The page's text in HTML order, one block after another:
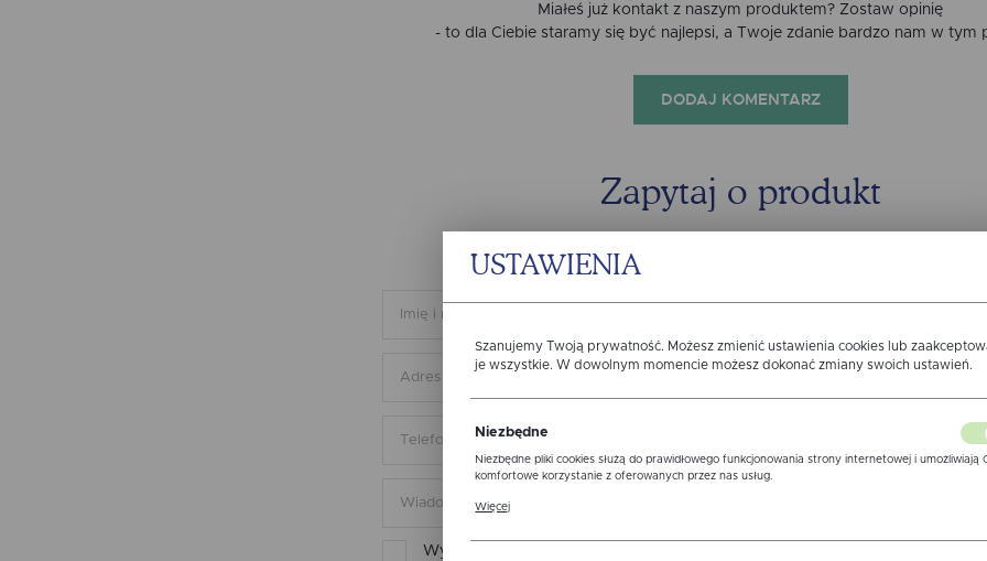
Miałeś już kontakt z naszym produktem? Zostaw opinię
- to dla Ciebie staramy się być najlepsi, a Twoje zdanie bardzo nam w tym
DODAJ KOMENTARZ
Zapytaj o produkt
Wyrażam zgodę na otrzymywanie drogą elektroniczną na wskazany przeze
USTAWIENIA
Szanujemy Twoją prywatność. Możesz zmienić ustawienia cookies lub
je wszystkie. W dowolnym momencie możesz dokonać zmiany swoich ustawień.
Niezbędne
Niezbędne pliki cookies służą do prawidłowego funkcjonowania strony internetowej i umożliwiają
komfortowe korzystanie z oferowanych przez nas usług.
ustawień preferencji prywatności, logowania czy wypełniania formularzy. Dzięki plikom cookies
Więcej